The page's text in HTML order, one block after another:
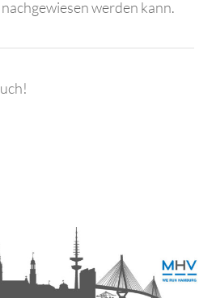
werden kann.